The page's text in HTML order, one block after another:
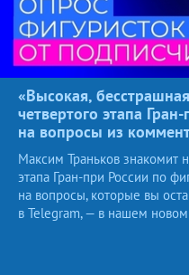
«Высокая,
четвертого этапа
на вопросы из
Максим Траньков знакомит
этапа Гран-при России по
на вопросы, которые вы
в Telegram, — в нашем